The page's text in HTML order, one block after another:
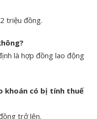
triệu đồng.
là hợp đồng lao động
khoán có bị tính thuế
trở lên.